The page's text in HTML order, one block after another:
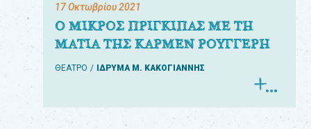
17 Οκτωβρίου 2021
Ο ΜΙΚΡΟΣ ΠΡΙΓΚΙΠΑΣ ΜΕ ΤΗ
ΜΑΤΙΑ ΤΗΣ ΚΑΡΜΕΝ ΡΟΥΓΓΕΡΗ
ΘΕΑΤΡΟ ΙΔΡΥΜΑ Μ. ΚΑΚΟΓΙΑΝΝΗΣ